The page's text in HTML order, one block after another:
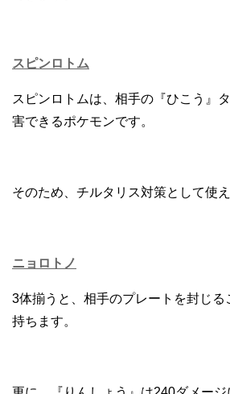
スピンロトム
スピンロトムは、相手の『ひこう』
害できるポケモンです。
そのため、チルタリス対策として使え
ニョロトノ
3体揃うと、相手のプレートを封じる
持ちます。